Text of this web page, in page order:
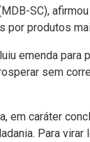
SC),
por produtos
emenda
sem
em caráter
Para